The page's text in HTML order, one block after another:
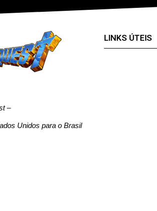
–
Unidos para o Brasil
LINKS ÚTEIS